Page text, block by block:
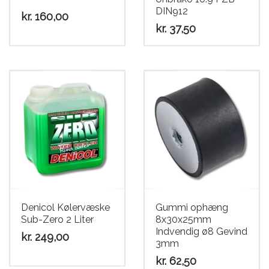
kr. 160,00
DIN912
kr. 37,50
Denicol Kølervæske
Sub-Zero 2 Liter
kr. 249,00
Gummi ophæng
8x30x25mm
Indvendig ø8 Gevind
3mm
kr. 62,50